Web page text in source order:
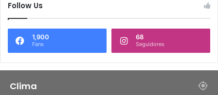
Follow Us
1,900
Fans
68
Seguidores
Clima